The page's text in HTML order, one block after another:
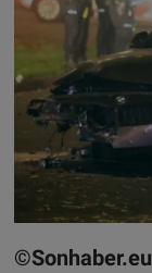
©Sonhaber.eu